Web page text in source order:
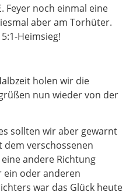
Feyer noch einmal eine
aber am Torhüter.
Heimsieg!
holen wir die
nun wieder von der
sollten wir aber gewarnt
dem verschossenen
andere Richtung
ein oder anderen
war das Glück heute